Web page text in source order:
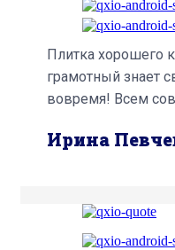
Плитка хорошего
грамотный знает
вовремя! Всем
Ирина